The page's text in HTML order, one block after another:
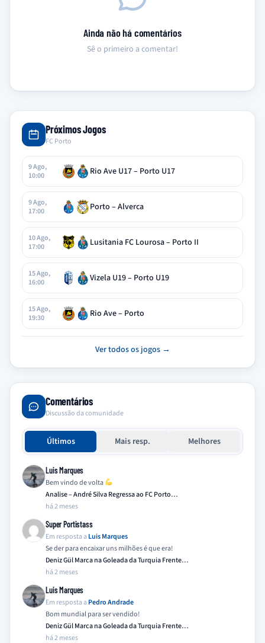
Ainda não há comentários
Sê o primeiro a comentar!
Próximos Jogos
FC Porto
9 Ago,
10:00
Rio Ave U17 – Porto U17
9 Ago,
17:00
Porto – Alverca
10 Ago,
17:00
Lusitania FC Lourosa – Porto II
15 Ago,
16:00
Vizela U19 – Porto U19
15 Ago,
19:30
Rio Ave – Porto
Ver todos os jogos →
Comentários
Discussão da comunidade
Últimos Mais resp. Melhores
Luis Marques
Bem vindo de volta
Analise – André Silva Regressa ao FC Porto…
há 2 meses
Super Portistass
Em resposta a Luis Marques
Se der para encaixar uns milhões é que era!
Deniz Gül Marca na Goleada da Turquia Frente…
há 2 meses
Luis Marques
Em resposta a Pedro Andrade
Bom mundial para ser vendido!
Deniz Gül Marca na Goleada da Turquia Frente…
há 2 meses